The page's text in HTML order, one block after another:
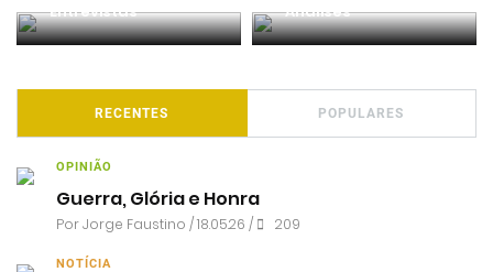
Entrevistas Análises
RECENTES POPULARES
OPINIÃO
Guerra, Glória e Honra
PorJorge Faustino / 18.05.26 / 209
NOTÍCIA